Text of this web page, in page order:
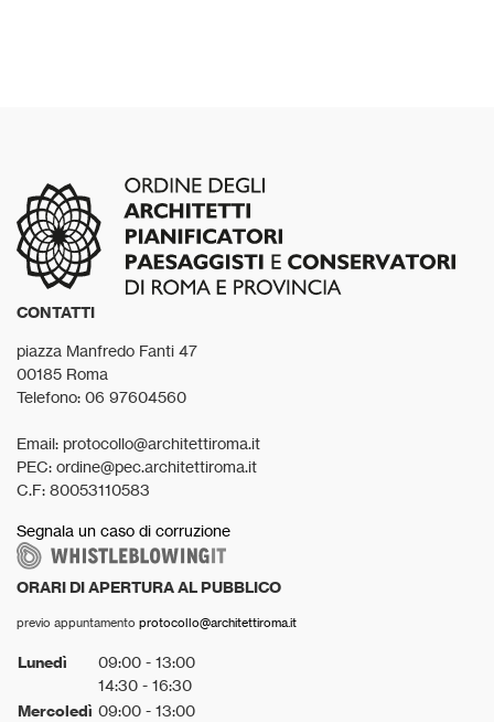
CONTATTI
piazza Manfredo Fanti 47
00185 Roma
Telefono: 06 97604560
Email: protocollo@architettiroma.it
PEC: ordine@pec.architettiroma.it
C.F: 80053110583
Segnala un caso di corruzione
ORARI DI APERTURA AL PUBBLICO
previo appuntamento protocollo@architettiroma.it
Lunedì
09:00 - 13:00
14:30 - 16:30
Mercoledì 09:00 - 13:00